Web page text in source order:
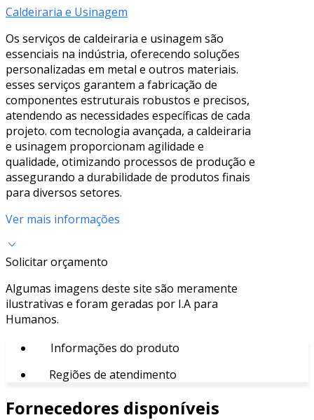
Caldeiraria e Usinagem
Os serviços de caldeiraria e usinagem são
essenciais na indústria, oferecendo soluções
personalizadas em metal e outros materiais.
esses serviços garantem a fabricação de
componentes estruturais robustos e precisos,
atendendo as necessidades específicas de cada
projeto. com tecnologia avançada, a caldeiraria
e usinagem proporcionam agilidade e
qualidade, otimizando processos de produção e
assegurando a durabilidade de produtos finais
para diversos setores.
Ver mais informações
Solicitar orçamento
Algumas imagens deste site são meramente
ilustrativas e foram geradas por I.A para
Humanos.
Informações do produto
Regiões de atendimento
Fornecedores disponíveis